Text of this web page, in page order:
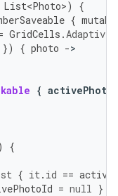
List<Photo>)
{
{
GridCells .Adaptive
}) { photo -
{
{
{ it. id ==
= null }